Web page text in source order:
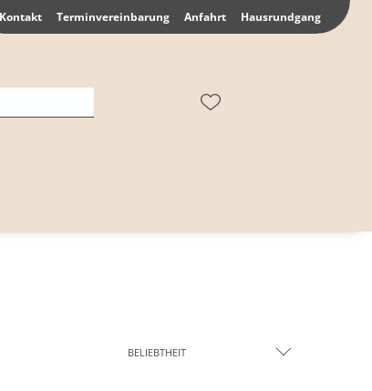
Kontakt Terminvereinbarung Anfahrt Hausrundgang
BELIEBTHEIT